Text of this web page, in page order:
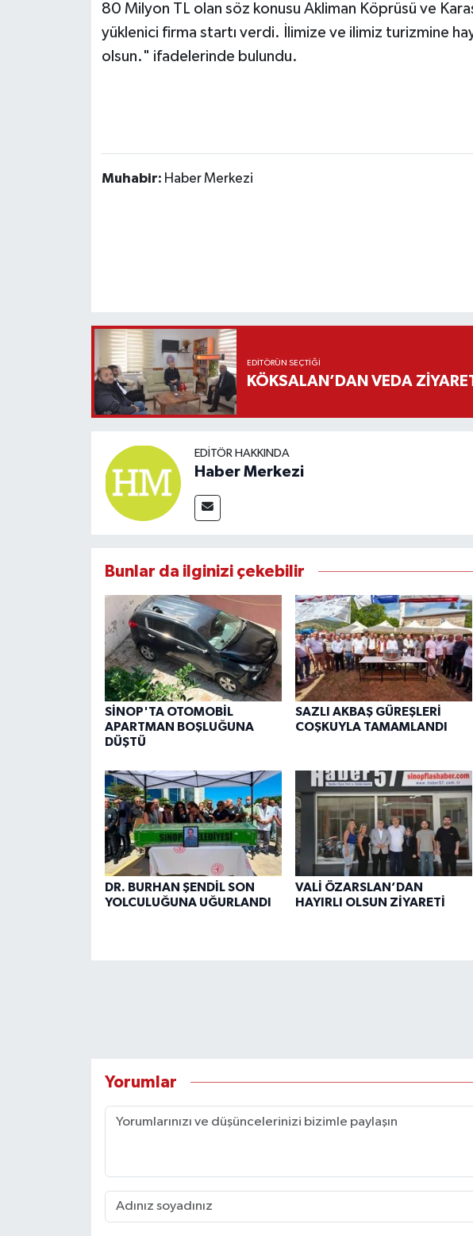
80 Milyon TL olan söz konusu Akliman Köprüsü ve
yüklenici firma startı verdi. İlimize ve ilimiz turizmine
olsun." ifadelerinde bulundu.
Muhabir: Haber Merkezi
EDITÖRÜN SEÇTIĞI
KÖKSALAN’DAN VEDA
EDITÖR HAKKINDA
Haber Merkezi
Bunlar da ilginizi çekebilir
SİNOP'TA OTOMOBİL
APARTMAN BOŞLUĞUNA
DÜŞTÜ
SAZLI AKBAŞ GÜREŞLERİ
COŞKUYLA TAMAMLANDI
DR. BURHAN ŞENDİL SON
YOLCULUĞUNA UĞURLANDI
VALİ ÖZARSLAN’DAN
HAYIRLI OLSUN ZİYARETİ
Yorumlar